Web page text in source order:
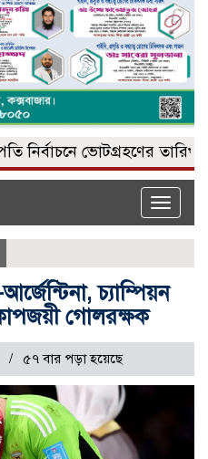
ভোটগ্রহণের তারিখ ঘোষণা
Toggle
চ্যাম্পিয়ন
গোলরক্ষক
৫৭ বার পড়া হয়েছে